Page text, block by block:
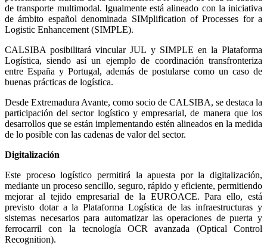
de transporte multimodal. Igualmente está alineado con la iniciativa
de ámbito español denominada SIMplification of Processes for a
Logistic Enhancement (SIMPLE).
CALSIBA posibilitará vincular JUL y SIMPLE en la Plataforma
Logística, siendo así un ejemplo de coordinación transfronteriza
entre España y Portugal, además de postularse como un caso de
buenas prácticas de logística.
Desde Extremadura Avante, como socio de CALSIBA, se destaca la
participación del sector logístico y empresarial, de manera que los
desarrollos que se están implementando estén alineados en la medida
de lo posible con las cadenas de valor del sector.
Digitalización
Este proceso logístico permitirá la apuesta por la digitalización,
mediante un proceso sencillo, seguro, rápido y eficiente, permitiendo
mejorar al tejido empresarial de la EUROACE. Para ello, está
previsto dotar a la Plataforma Logística de las infraestructuras y
sistemas necesarios para automatizar las operaciones de puerta y
ferrocarril con la tecnología OCR avanzada (Optical Control
Recognition).